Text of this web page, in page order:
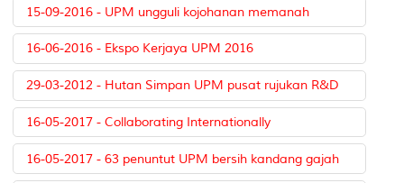
15-09-2016 - UPM ungguli kojohanan memanah
16-06-2016 - Ekspo Kerjaya UPM 2016
29-03-2012 - Hutan Simpan UPM pusat rujukan R&D
16-05-2017 - Collaborating Internationally
16-05-2017 - 63 penuntut UPM bersih kandang gajah